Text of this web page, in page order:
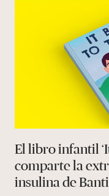
El libro infantil
comparte la
insulina de